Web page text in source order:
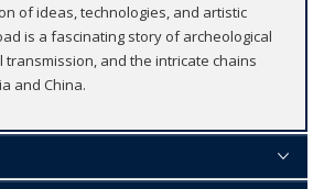
of ideas, technologies, and artistic
is a fascinating story of archeological
transmission, and the intricate chains
and China.